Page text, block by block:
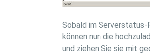
Sobald im Serverstatus-
können nun die
und ziehen Sie sie mit